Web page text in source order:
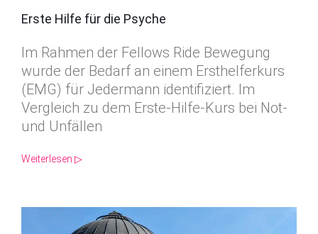
Erste Hilfe für die Psyche
Im Rahmen der Fellows Ride Bewegung
wurde der Bedarf an einem Ersthelferkurs
(EMG) für Jedermann identifiziert. Im
Vergleich zu dem Erste-Hilfe-Kurs bei Not-
und Unfällen
Weiterlesen ▷